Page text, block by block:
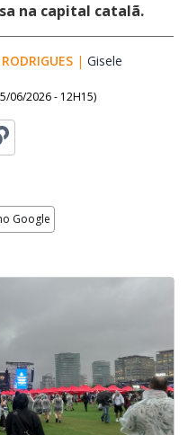
na capital catalã.
| Gisele
06/2026 - 12H15)
Google